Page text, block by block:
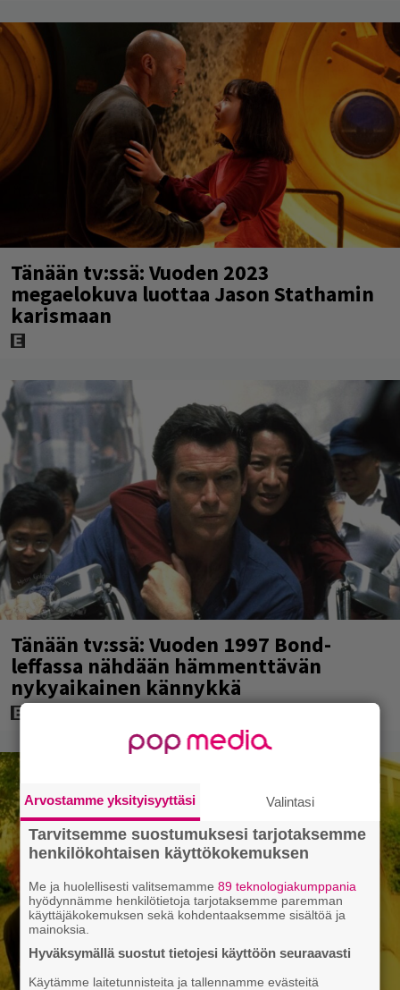
Tänään tv:ssä: Vuoden 2023
megaelokuva luottaa Jason Stathamin
karismaan
Tänään tv:ssä: Vuoden 1997 Bond-
leffassa nähdään hämmenttävän
nykyaikainen kännykkä
Arvostamme yksityisyyttäsi Valintasi
Tarvitsemme suostumuksesi tarjotaksemme
henkilökohtaisen käyttökokemuksen
Me ja huolellisesti valitsemamme89 teknologiakumppania
hyödynnämme henkilötietoja tarjotaksemme paremman
käyttäjäkokemuksen sekä kohdentaaksemme sisältöä ja
mainoksia.
Hyväksymällä suostut tietojesi käyttöön seuraavasti
Käytämme laitetunnisteita ja tallennamme evästeitä